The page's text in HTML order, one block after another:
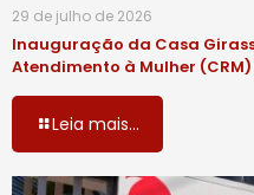
29 de julho de 2026
Inauguração da Casa
Atendimento à Mulher (CRM)
Leia mais...